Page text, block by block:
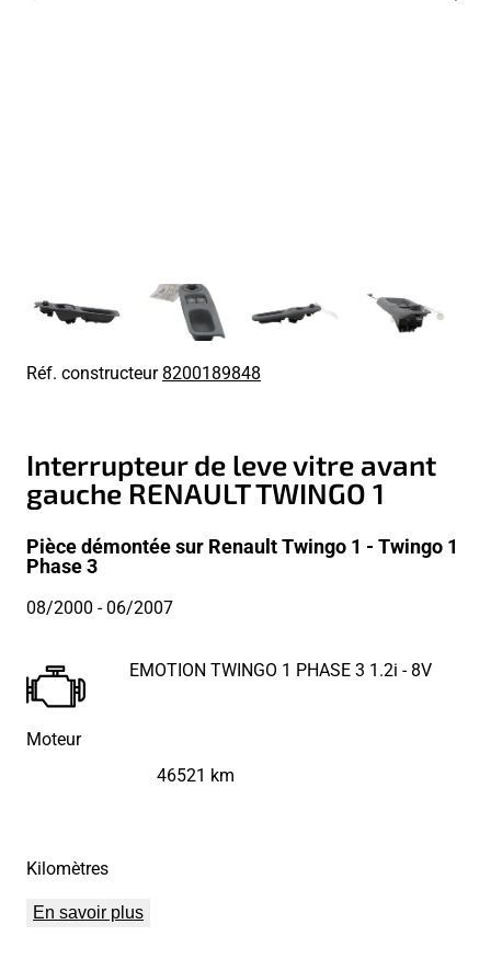
Réf. constructeur8200189848
Interrupteur de leve vitre avant
gauche RENAULT TWINGO 1
Pièce démontée sur Renault Twingo 1 - Twingo 1
Phase 3
08/2000 - 06/2007
Moteur
EMOTION TWINGO 1 PHASE 3 1.2i - 8V
Kilomètres
46521 km
En savoir plus